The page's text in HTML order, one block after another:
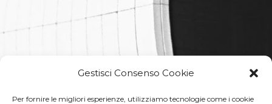
Gestisci Consenso Cookie
Per fornire le migliori esperienze, utilizziamo tecnologie come i cookie